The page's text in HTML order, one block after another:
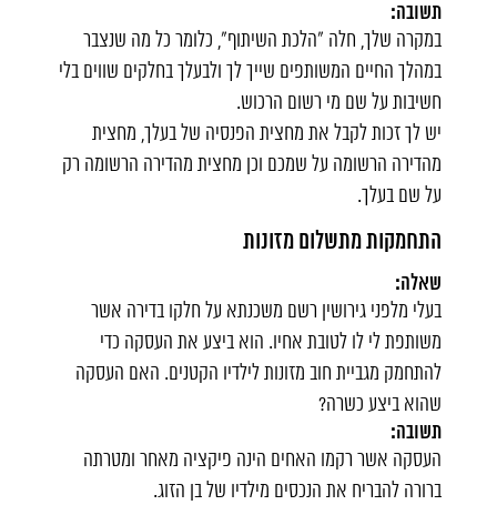
תשובה:
במקרה שלך, חלה "הלכת השיתוף", כלומר כל מה שנצבר
במהלך החיים המשותפים שייך לך ולבעלך בחלקים שווים בלי
חשיבות על שם מי רשום הרכוש.
יש לך זכות לקבל את מחצית הפנסיה של בעלך, מחצית
מהדירה הרשומה על שמכם וכן מחצית מהדירה הרשומה רק
על שם בעלך.
התחמקות מתשלום מזונות
שאלה:
בעלי מלפני גירושין רשם משכנתא על חלקו בדירה אשר
משותפת לי לו לטובת אחיו. הוא ביצע את העסקה כדי
להתחמק מגביית חוב מזונות לילדיו הקטנים. האם העסקה
שהוא ביצע כשרה?
תשובה:
העסקה אשר רקמו האחים הינה פיקציה מאחר ומטרתה
ברורה להבריח את הנכסים מילדיו של בן הזוג.